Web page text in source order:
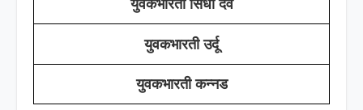
युवकभारती सिंधी देव
युवकभारती उर्दू
युवकभारती कन्नड